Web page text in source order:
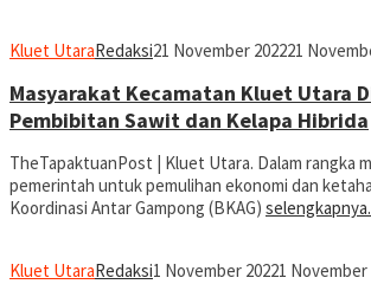
Kluet UtaraRedaksi21 November 202221
Masyarakat Kecamatan Kluet Utara
Pembibitan Sawit dan Kelapa Hibrida
TheTapaktuanPost | Kluet Utara. Dalam rangka
pemerintah untuk pemulihan ekonomi dan
Koordinasi Antar Gampong (BKAG)
Kluet UtaraRedaksi1 November 20221 November